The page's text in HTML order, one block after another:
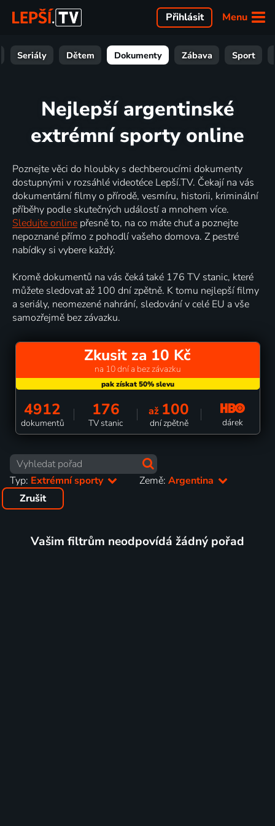
Menu
Přihlásit
Seriály Dětem Dokumenty Zábava Sport
Nejlepší argentinské
extrémní sporty online
Poznejte věci do hloubky s dechberoucími dokumenty
dostupnými v rozsáhlé videotéce Lepší.TV. Čekají na vás
dokumentární filmy o přírodě, vesmíru, historii, kriminální
příběhy podle skutečných událostí a mnohem více.
Sledujte online přesně to, na co máte chuť a poznejte
nepoznané přímo z pohodlí vašeho domova. Z pestré
nabídky si vybere každý.
Kromě dokumentů na vás čeká také 176 TV stanic, které
můžete sledovat až 100 dní zpětně. K tomu nejlepší filmy
a seriály, neomezené nahrání, sledování v celé EU a vše
samozřejmě bez závazku.
Zkusit za 10 Kč
na 10 dní a bez závazku
4912
dokumentů
176
TV stanic
až 100
dní zpětně dárek
Typ: Extrémní sporty Země:Argentina
Zrušit
Vašim filtrům neodpovídá žádný pořad